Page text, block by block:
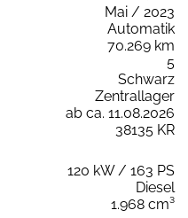
Mai / 2023
Automatik
70.269 km
5
Schwarz
Zentrallager
ab ca. 11.08.2026
38135 KR
120 kW / 163 PS
Diesel
1.968 cm³